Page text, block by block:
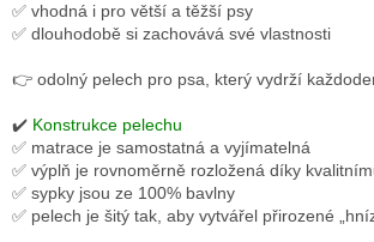
✅ vhodná i pro větší a těžší psy
✅ dlouhodobě si zachovává své vlastnosti
👉 odolný pelech pro psa, který vydrží
✔️ Konstrukce pelechu
✅ matrace je samostatná a vyjímatelná
✅ výplň je rovnoměrně rozložená díky
✅ sypky jsou ze 100% bavlny
✅ pelech je šitý tak, aby vytvářel přirozené